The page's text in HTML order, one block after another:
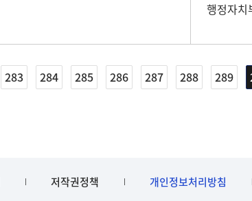
행정자치
283 284 285 286 287 288 289
저작권정책 개인정보처리방침